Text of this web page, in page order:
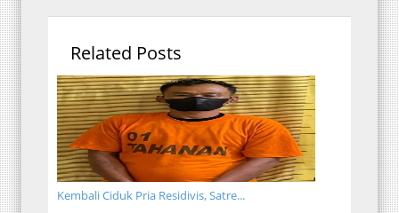
Related Posts
Kembali Ciduk Pria Residivis, Satre...